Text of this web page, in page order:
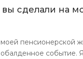
сделали на
пенсионерской
событие.